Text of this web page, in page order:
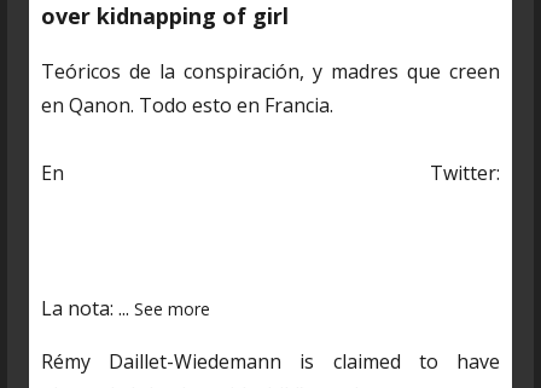
over kidnapping of girl
Teóricos de la conspiración, y madres que creen
en Qanon. Todo esto en Francia.
En Twitter:
La nota: ... See more
Rémy Daillet-Wiedemann is claimed to have